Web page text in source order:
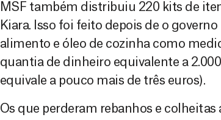
MSF também distribuiu 220 kits de
Kiara. Isso foi feito depois de o
alimento e óleo de cozinha como
quantia de dinheiro equivalente a
equivale a pouco mais de três euros).
Os que perderam rebanhos e colheitas